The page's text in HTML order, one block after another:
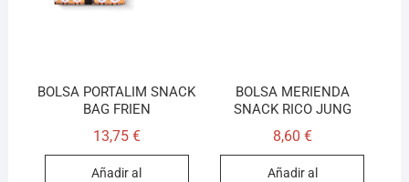
BOLSA PORTALIM SNACK
BAG FRIEN
13,75 €
Añadir al
BOLSA MERIENDA
SNACK RICO JUNG
8,60 €
Añadir al